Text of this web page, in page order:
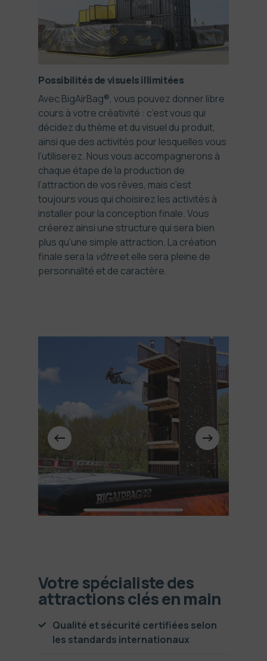
Possibilités de visuels illimitées
Avec BigAirBag®, vous pouvez donner libre
cours à votre créativité : c’est vous qui
décidez du thème et du visuel du produit,
ainsi que des activités pour lesquelles vous
l’utiliserez. Nous vous accompagnerons à
chaque étape de la production de
l’attraction de vos rêves, mais c’est
toujours vous qui choisirez les activités à
installer pour la conception finale. Vous
créerez ainsi une structure qui sera bien
plus qu’une simple attraction. La création
finale sera la vôtreet elle sera pleine de
personnalité et de caractère.
Votre spécialiste des
attractions clés en main
Qualité et sécurité certifiées selon
les standards internationaux